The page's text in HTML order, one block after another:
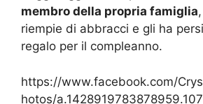
membro della propria famiglia
riempie di abbracci e gli ha
regalo per il compleanno.
https://www.facebook.com/
hotos/